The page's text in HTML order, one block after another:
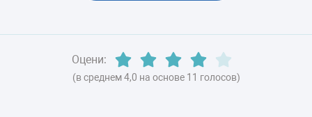
Оцени:
(в среднем 4,0 на основе 11 голосов)